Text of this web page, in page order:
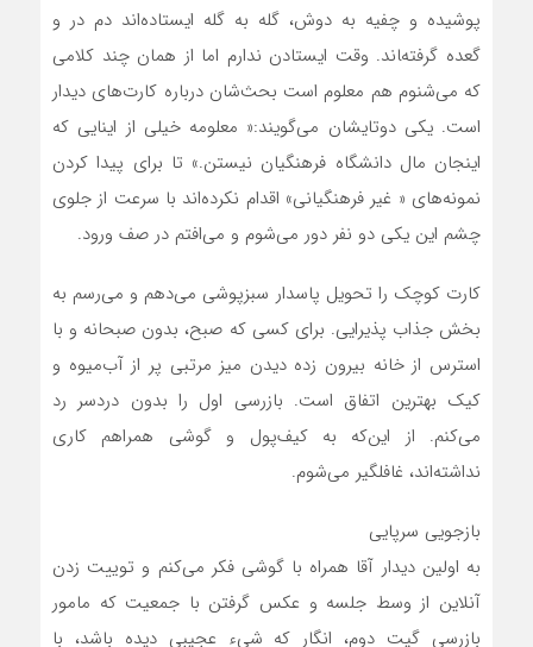
پوشیده و چفیه به دوش، گله به گله ایستاده‌اند دم در و
گعده گرفته‌‍اند. وقت ایستادن ندارم اما از همان چند کلامی
که می‌شنوم هم معلوم است بحث‌شان درباره کارت‌های دیدار
است. یکی دوتایشان می‎‌گویند:« معلومه خیلی از اینایی که
اینجان مال دانشگاه فرهنگیان نیستن.» تا برای پیدا کردن
نمونه‌های « غیر فرهنگیانی» اقدام نکرده‌اند با سرعت از جلوی
چشم این یکی دو نفر دور می‌شوم و می‌افتم در صف ورود.
کارت کوچک را تحویل پاسدار سبزپوشی می‌‌دهم و می‌رسم به
بخش جذاب پذیرایی. برای کسی که صبح، بدون صبحانه و با
استرس از خانه بیرون زده دیدن میز مرتبی پر از آب‌میوه و
کیک بهترین اتفاق است. بازرسی اول را بدون دردسر رد
می‌کنم. از این‌که به کیف‌پول و گوشی همراهم کاری
نداشته‌اند، غافلگیر می‌شوم.
بازجویی سرپایی
به اولین دیدار آقا همراه با گوشی فکر می‌کنم و توییت زدن
آنلاین از وسط جلسه و عکس گرفتن با جمعیت که مامور
بازرسی گیت دوم، انگار که شیء عجیبی دیده باشد، با